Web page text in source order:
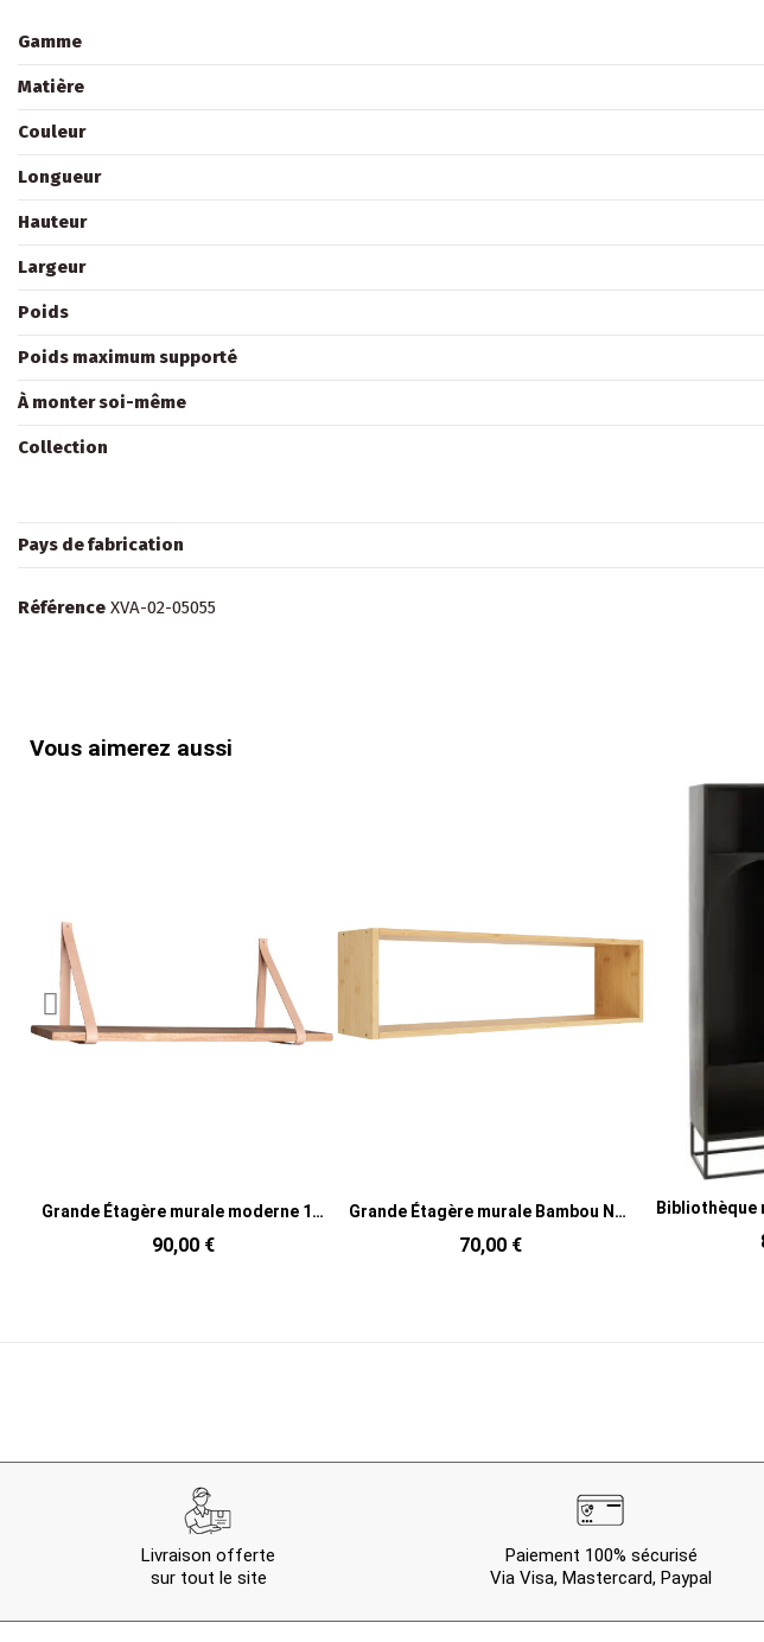
Gamme
Matière
Couleur
Longueur
Hauteur
Largeur
Poids
Poids maximum supporté
À monter soi-même
Collection
Pays de fabrication
Référence XVA-02-05055
Vous aimerez aussi
Grande Étagère murale Bambou Naturel Ember
70,00 € 889,00 €
Livraison offerte
sur tout le site
Paiement 100% sécurisé
Via Visa, Mastercard, Paypal